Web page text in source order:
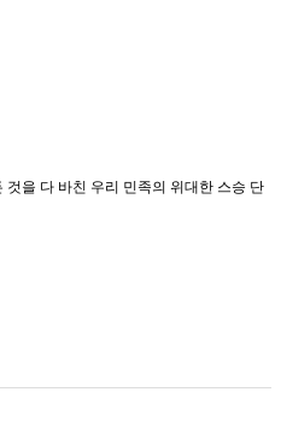
을 다 바친 우리 민족의 위대한 스승 단